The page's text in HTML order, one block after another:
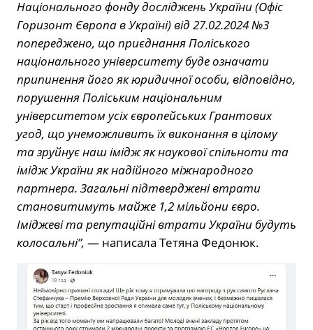
Національного фонду досліджень України (Офіс
Горизонт Європа в Україні) від 27.02.2024 №3
попереджено, що приєднання Поліського
національного університету буде означати
припинення його як юридичної особи, відповідно,
порушення Поліським національним
університетом усіх європейських Грантових
угод, що унеможливить їх виконання в цілому
та зруйнує наш імідж як наукової спільноти та
імідж України як надійного міжнародного
партнера. Загальні підтверджені втрати
становитимуть майже 1,2 мільйони євро.
Іміджеві та репутаційні втрати України будуть
колосальні”, — написала Тетяна Федонюк.